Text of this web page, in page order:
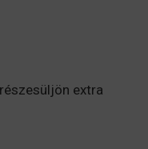
extra